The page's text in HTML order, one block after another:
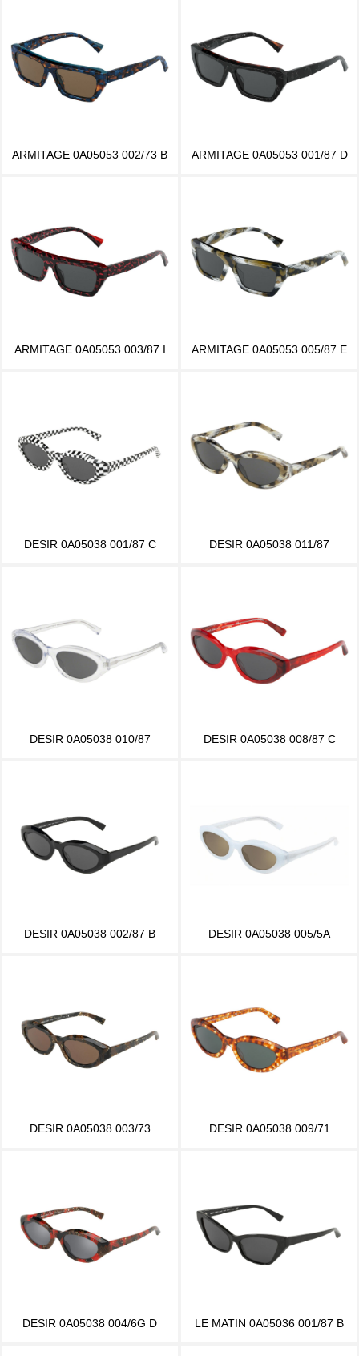
ARMITAGE 0A05053 002/73 B ARMITAGE 0A05053 001/87 D
ARMITAGE 0A05053 003/87 I ARMITAGE 0A05053 005/87 E
DESIR 0A05038 001/87 C DESIR 0A05038 011/87
DESIR 0A05038 010/87 DESIR 0A05038 008/87 C
DESIR 0A05038 002/87 B DESIR 0A05038 005/5A
DESIR 0A05038 003/73 DESIR 0A05038 009/71
DESIR 0A05038 004/6G D LE MATIN 0A05036 001/87 B